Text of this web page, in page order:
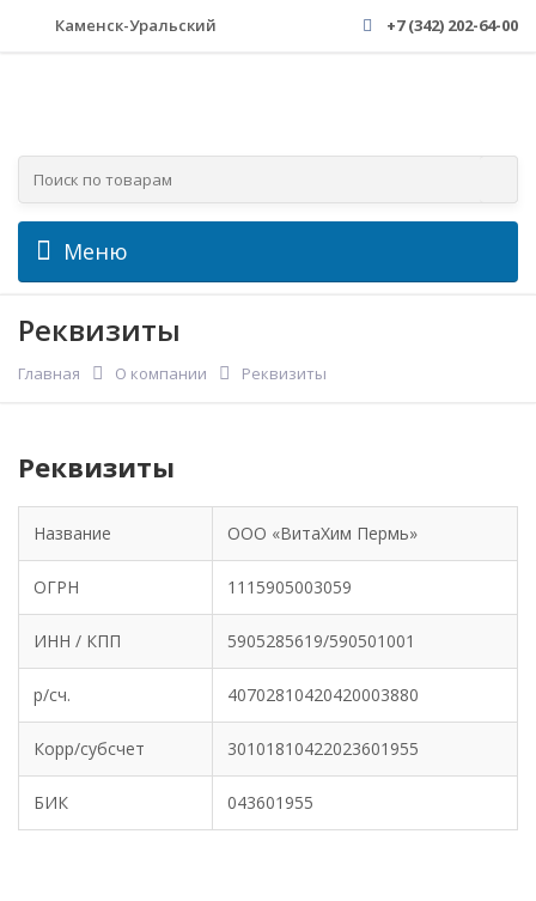
Каменск-Уральский +7 (342) 202-64-00
Меню
Реквизиты
Главная О компании Реквизиты
Реквизиты
Название ООО «ВитаХим Пермь»
ОГРН 1115905003059
ИНН / КПП 5905285619/590501001
р/сч. 40702810420420003880
Корр/субсчет 30101810422023601955
БИК ‎043601955